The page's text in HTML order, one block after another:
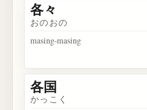
各々
おのおの
masing-masing
各国
かっこく